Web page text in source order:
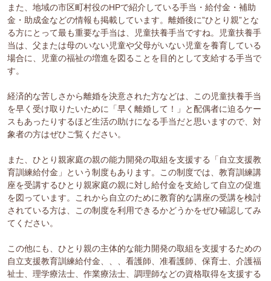
また、地域の市区町村役のHPで紹介している手当・給付金・補助
金・助成金などの情報も掲載しています。離婚後に”ひとり親”とな
る方にとって最も重要な手当は、児童扶養手当ですね。児童扶養手
当は、父または母のいない児童や父母がいない児童を養育している
場合に、児童の福祉の増進を図ることを目的として支給する手当で
す。
経済的な苦しさから離婚を決意された方などは、この児童扶養手当
を早く受け取りたいために「早く離婚して！」と配偶者に迫るケー
スもあったりするほど生活の助けになる手当だと思いますので、対
象者の方はぜひご覧ください。
また、ひとり親家庭の親の能力開発の取組を支援する「自立支援教
育訓練給付金」という制度もあります。この制度では、教育訓練講
座を受講するひとり親家庭の親に対し給付金を支給して自立の促進
を図っています。これから自立のために教育的な講座の受講を検討
されている方は、この制度を利用できるかどうかをぜひ確認してみ
てください。
この他にも、ひとり親の主体的な能力開発の取組を支援するための
自立支援教育訓練給付金、、、看護師、准看護師、保育士、介護福
祉士、理学療法士、作業療法士、調理師などの資格取得を支援する